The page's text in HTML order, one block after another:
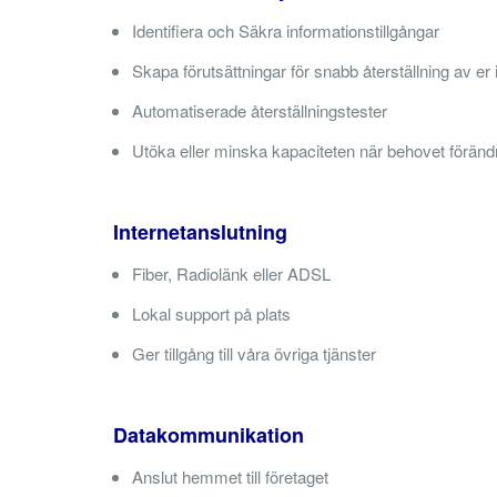
Identifiera och Säkra informationstillgångar
Skapa förutsättningar för snabb återställning av er
Automatiserade återställningstester
Utöka eller minska kapaciteten när behovet
Internetanslutning
Fiber, Radiolänk eller ADSL
Lokal support på plats
Ger tillgång till våra övriga tjänster
Datakommunikation
Anslut hemmet till företaget